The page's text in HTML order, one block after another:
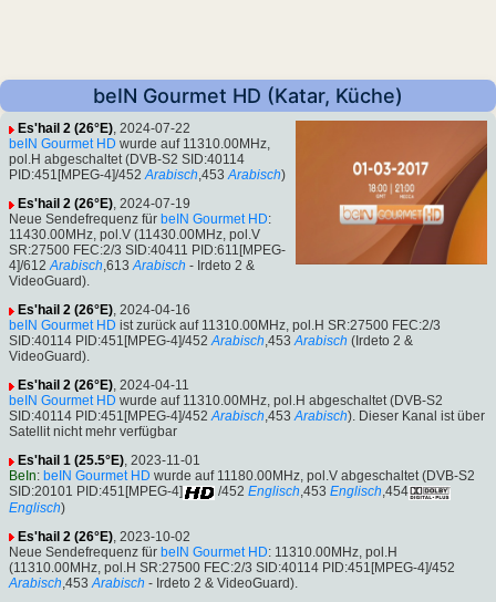
beIN Gourmet HD (Katar, Küche)
Es'hail 2 (26°E), 2024-07-22
beIN Gourmet HD wurde auf 11310.00MHz,
pol.H abgeschaltet (DVB-S2 SID:40114
PID:451[MPEG-4]/452 Arabisch,453 Arabisch)
Es'hail 2 (26°E), 2024-07-19
Neue Sendefrequenz für beIN Gourmet HD:
11430.00MHz, pol.V (11430.00MHz, pol.V
SR:27500 FEC:2/3 SID:40411 PID:611[MPEG-
4]/612 Arabisch,613 Arabisch - Irdeto 2 &
VideoGuard).
Es'hail 2 (26°E), 2024-04-16
beIN Gourmet HD ist zurück auf 11310.00MHz, pol.H SR:27500 FEC:2/3
SID:40114 PID:451[MPEG-4]/452 Arabisch,453 Arabisch (Irdeto 2 &
VideoGuard).
Es'hail 2 (26°E), 2024-04-11
beIN Gourmet HD wurde auf 11310.00MHz, pol.H abgeschaltet (DVB-S2
SID:40114 PID:451[MPEG-4]/452 Arabisch,453 Arabisch). Dieser Kanal ist über
Satellit nicht mehr verfügbar
Es'hail 1 (25.5°E), 2023-11-01
BeIn: beIN Gourmet HD wurde auf 11180.00MHz, pol.V abgeschaltet (DVB-S2
SID:20101 PID:451[MPEG-4]
/452 Englisch,453 Englisch,454
Englisch)
Es'hail 2 (26°E) , 2023-10-02
Neue Sendefrequenz für beIN Gourmet HD: 11310.00MHz, pol.H
(11310.00MHz, pol.H SR:27500 FEC:2/3 SID:40114 PID:451[MPEG-4]/452
Arabisch ,453 Arabisch - Irdeto 2 & VideoGuard).